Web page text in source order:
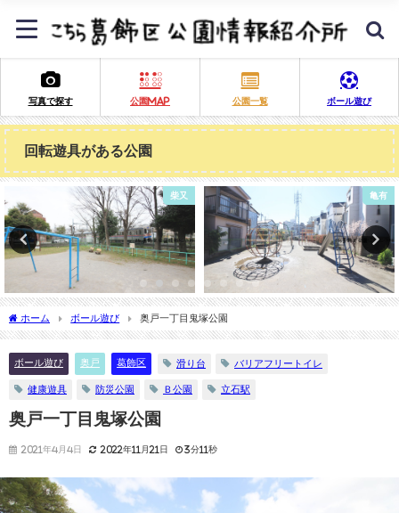
写真で探す 公園MAP 公園一覧 ボール遊び
回転遊具がある公園
亀有 東堀切
ホーム ボール遊び 奥戸一丁目鬼塚公園
ボール遊び 奥戸 葛飾区 滑り台 バリアフリートイレ
健康遊具 防災公園 Ｂ公園 立石駅
奥戸一丁目鬼塚公園
2021年4月4日 2022年11月21日 3分11秒